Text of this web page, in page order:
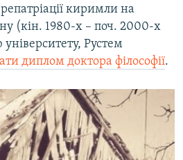
киримли на
(кін. 1980-х – поч. 2000-х
Рустем
диплом доктора філософії.